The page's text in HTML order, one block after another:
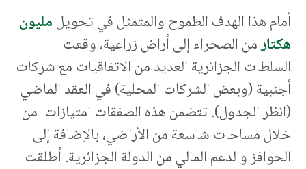
أمام هذا الهدف الطموح والمتمثل في تحويلمليون
هكتارمن الصحراء إلى أراض زراعية، وقعت
السلطات الجزائرية العديد من الاتفاقيات مع شركات
أجنبية (وبعض الشركات المحلية) في العقد الماضي
(انظر الجدول). تتضمن هذه الصفقات امتيازات من
خلال مساحات شاسعة من الأراضي، بالإضافة إلى
الحوافز والدعم المالي من الدولة الجزائرية. أطلقت